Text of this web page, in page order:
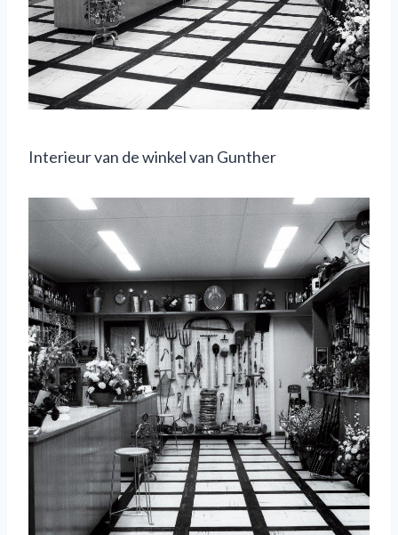
Interieur van de winkel van Gunther